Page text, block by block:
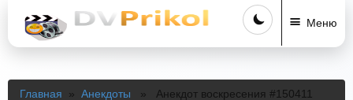
Меню
Главная » Анекдоты » Анекдот воскресения #150411